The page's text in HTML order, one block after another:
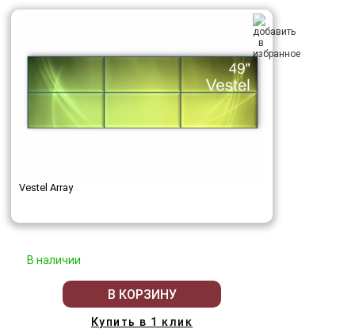
Vestel Array
В наличии
В КОРЗИНУ
Купить в 1 клик